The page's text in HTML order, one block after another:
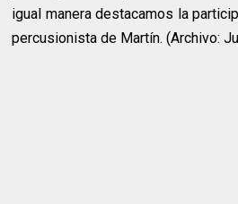
igual manera destacamos la
percusionista de Martín. (Archivo: